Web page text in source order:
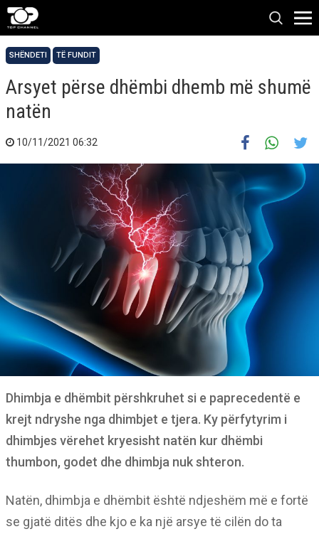
SHËNDETI TË FUNDIT
Arsyet përse dhëmbi dhemb më shumë
natën
10/11/2021 06:32
Dhimbja e dhëmbit përshkruhet si e paprecedentë e
krejt ndryshe nga dhimbjet e tjera. Ky përfytyrim i
dhimbjes vërehet kryesisht natën kur dhëmbi
thumbon, godet dhe dhimbja nuk shteron.
Natën, dhimbja e dhëmbit është ndjeshëm më e fortë
se gjatë ditës dhe kjo e ka një arsye të cilën do ta